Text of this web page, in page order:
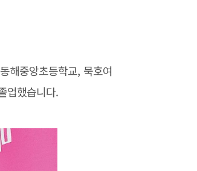
해중앙초등학교, 묵호여
업했습니다.